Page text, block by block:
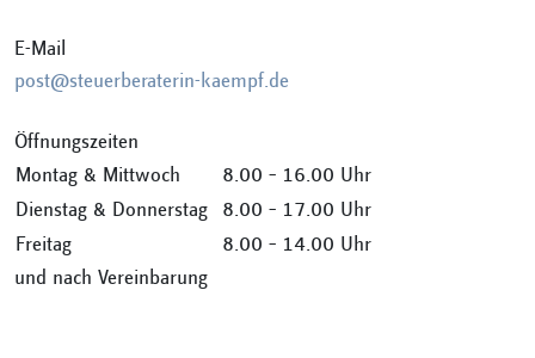
E-Mail
post@steuerberaterin-kaempf.de
Öffnungszeiten
Montag & Mittwoch
8.00 – 16.00 Uhr
Dienstag & Donnerstag
8.00 – 17.00 Uhr
Freitag
8.00 – 14.00 Uhr
und nach Vereinbarung